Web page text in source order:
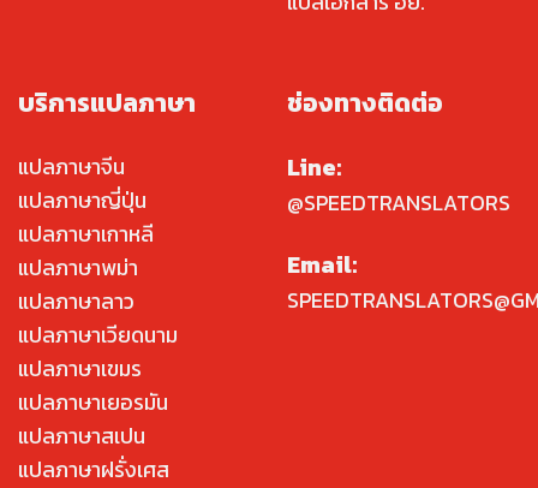
บริการแปลภาษา
แปลภาษาจีน
แปลภาษาญี่ปุ่น
แปลภาษาเกาหลี
แปลภาษาพม่า
แปลภาษาลาว
แปลภาษาเวียดนาม
แปลภาษาเขมร
แปลภาษาเยอรมัน
แปลภาษาสเปน
แปลภาษาฝรั่งเศส
ช่องทางติดต่อ
Line:
@SPEEDTRANSLATORS
Email: